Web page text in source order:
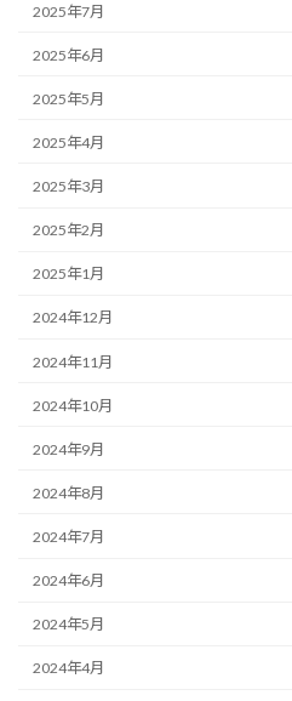
2025年7月
2025年6月
2025年5月
2025年4月
2025年3月
2025年2月
2025年1月
2024年12月
2024年11月
2024年10月
2024年9月
2024年8月
2024年7月
2024年6月
2024年5月
2024年4月